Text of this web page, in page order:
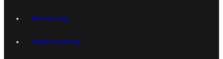
Reservierung
Wegbeschreibung